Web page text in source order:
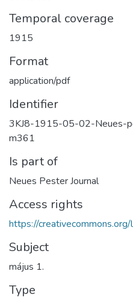
Temporal coverage
1915
Format
application/pdf
Identifier
3KJ8-1915-05-02-Neues-
m361
Is part of
Neues Pester Journal
Access rights
https://
Subject
május 1.
Type